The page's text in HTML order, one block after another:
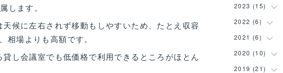
します。
候に左右されず移動もしやすいため、たとえ収容
場よりも高額です。
し会議室でも低価格で利用できるところがほとん
( 1)
( 1)
(1
(1
( 1)
( 1)
( 1)
(1
(1
( 1)
( 1)
2023 (15)
(1
(1
( 1)
( 3)
2022 (6)
(1
( 2)
( 1)
2021 (6)
( 2)
( 1)
2020 (10)
( 1)
2019 (21)